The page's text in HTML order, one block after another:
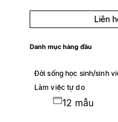
Liên
Danh mục hàng đầu
Đời sống học sinh/sinh
Làm việc tự do
12 mẫu